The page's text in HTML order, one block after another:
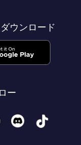
ウンロード
ー
discord tiktok